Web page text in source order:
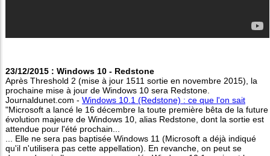
23/12/2015 : Windows 10 - Redstone
Après Threshold 2 (mise à jour 1511 sortie en novembre 2015), la
prochaine mise à jour de Windows 10 sera Redstone.
Journaldunet.com - Windows 10.1 (Redstone) : ce que l'on sait
"Microsoft a lancé le 16 décembre la toute première bêta de la future
évolution majeure de Windows 10, alias Redstone, dont la sortie est
attendue pour l'été prochain...
... Elle ne sera pas baptisée Windows 11 (Microsoft a déjà indiqué
qu'il n'utilisera pas cette appellation). En revanche, on peut se